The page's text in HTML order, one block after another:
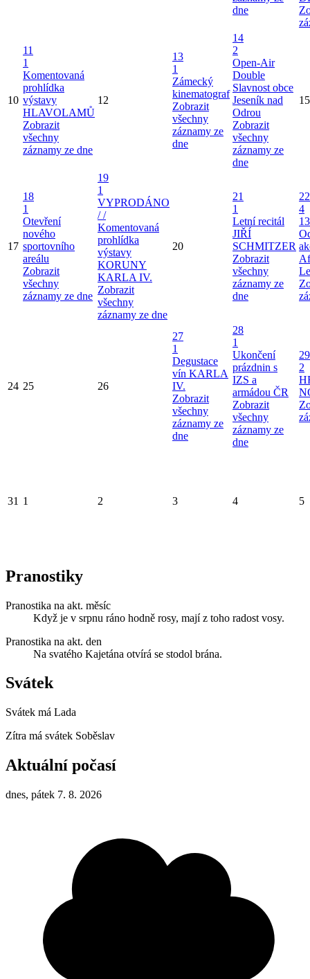
dne
10
11
1
Komentovaná
prohlídka
výstavy
HLAVOLAMŮ
Zobrazit
všechny
záznamy ze dne
12
13
1
Zámecký
kinematograf
Zobrazit
všechny
záznamy ze
dne
14
2
Open-Air
Double
Slavnost obce
Jeseník nad
Odrou
Zobrazit
všechny
záznamy ze
dne
15
17
18
1
Otevření
nového
sportovního
areálu
Zobrazit
všechny
záznamy ze dne
19
1
VYPRODÁNO
/ /
Komentovaná
prohlídka
výstavy
KORUNY
KARLA IV.
Zobrazit
všechny
záznamy ze dne
20
21
1
Letní recitál
JIŘÍ
SCHMITZER
Zobrazit
všechny
záznamy ze
dne
22
4
24 25 26
27
1
Degustace
vín KARLA
IV.
Zobrazit
všechny
záznamy ze
dne
28
1
Ukončení
prázdnin s
IZS a
armádou ČR
Zobrazit
všechny
záznamy ze
dne
29
2
31 1 2 3 4 5
Pranostiky
Pranostika na akt. měsíc
Když je v srpnu ráno hodně rosy, mají z toho radost vosy.
Pranostika na akt. den
Na svatého Kajetána otvírá se stodol brána.
Svátek
Svátek má Lada
Zítra má svátek Soběslav
Aktuální počasí
dnes, pátek 7. 8. 2026